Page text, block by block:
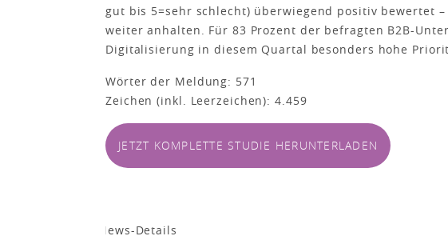
gut bis 5=sehr schlecht) überwiegend positiv bewertet
weiter anhalten. Für 83 Prozent der befragten B2B-
Digitalisierung in diesem Quartal besonders hohe
Wörter der Meldung: 571
Zeichen (inkl. Leerzeichen): 4.459
JETZT KOMPLETTE STUDIE HERUNTERLADEN